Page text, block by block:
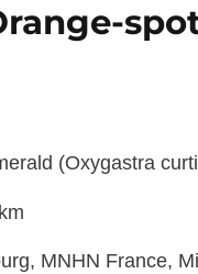
(Oxygastra
MNHN France,